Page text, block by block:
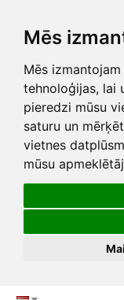
Mēs
Mēs
tehnoloģijas, lai
pieredzi mūsu
saturu un
vietnes
mūsu